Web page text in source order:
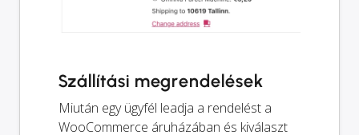
Szállítási megrendelések
Miután egy ügyfél leadja a rendelést a
WooCommerce áruházában és kiválaszt